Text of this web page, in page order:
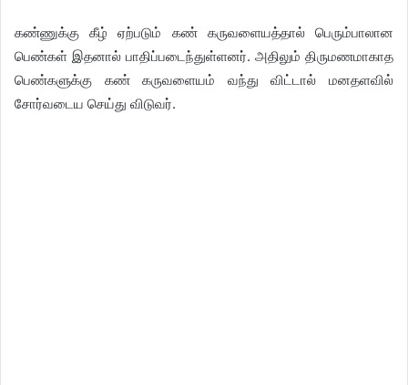
கண்ணுக்கு கீழ் ஏற்படும் கண் கருவளையத்தால் பெரும்பாலான
பெண்கள் இதனால் பாதிப்படைந்துள்ளனர். அதிலும் திருமணமாகாத
பெண்களுக்கு கண் கருவளையம் வந்து விட்டால் மனதளவில்
சோர்வடைய செய்து விடுவர்.